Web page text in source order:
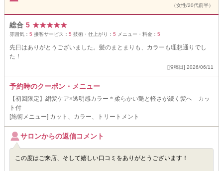
（女性/20代前半）
総合 5 ★★★★★
雰囲気： 5 接客サービス： 5 技術・仕上がり： 5 メニュー・料金： 5
先日はありがとうございました。髪のまとまりも、カラーも理想通りでし
た！
[投稿日] 2026/06/11
予約時のクーポン・メニュー
【初回限定】絹髪ケア×透明感カラー＊柔らかい艶と軽さが続く髪へ カッ
ト付
[施術メニュー] カット、カラー、トリートメント
サロンからの返信コメント
この度はご来店、そして嬉しい口コミをありがとうございます！